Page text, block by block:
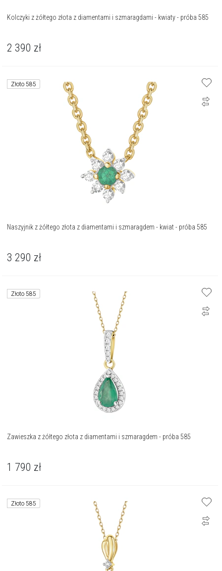
Kolczyki z żółtego złota z diamentami i szmaragdami - kwiaty - próba 585
2 390 zł
Złoto 585
Naszyjnik z żółtego złota z diamentami i szmaragdem - kwiat - próba 585
3 290 zł
Złoto 585
Zawieszka z żółtego złota z diamentami i szmaragdem - próba 585
1 790 zł
Złoto 585